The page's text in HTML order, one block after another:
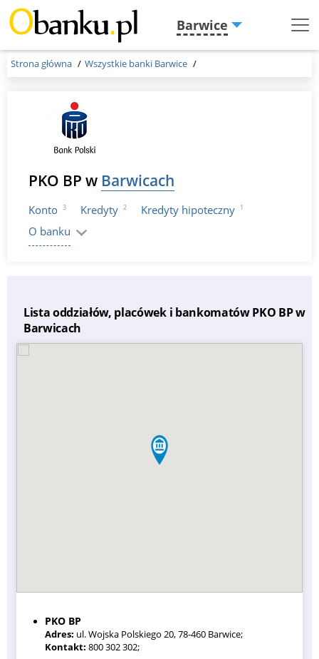
Barwice
Menu
Strona główna Wszystkie banki Barwice
PKO BP w Barwicach
Konto 3 Kredyty 2 Kredyty hipoteczny 1
O banku
Lista oddziałów, placówek i bankomatów PKO BP w
Barwicach
PKO BP
Adres: ul. Wojska Polskiego 20, 78-460 Barwice;
Kontakt: 800 302 302;